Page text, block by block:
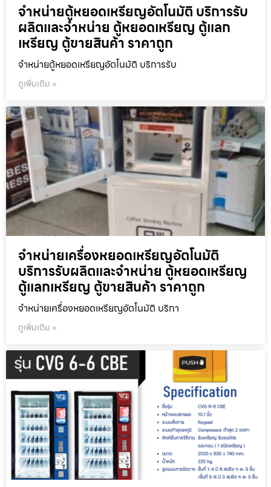
จำหน่ายตู้หยอดเหรียญ​อัตโนมัติ บริการรับ
ผลิตและจำหน่าย ตู้หยอดเหรียญ ตู้แลก
เหรียญ ตู้ขายสินค้า ราคาถูก
จำหน่ายตู้หยอดเหรียญ​อัตโนมัติ บริการรับ
ดูเพิ่มเติม »
จำหน่ายเครื่องหยอดเหรียญ​อัตโนมัติ
บริการรับผลิตและจำหน่าย ตู้หยอดเหรียญ
ตู้แลกเหรียญ ตู้ขายสินค้า ราคาถูก
จำหน่ายเครื่องหยอดเหรียญ​อัตโนมัติ บริกา
ดูเพิ่มเติม »